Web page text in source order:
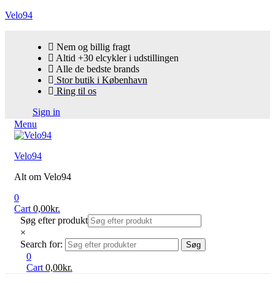
Velo94
Nem og billig fragt
Altid +30 elcykler i udstillingen
Alle de bedste brands
Stor butik i København
Ring til os
Sign in
Menu
Velo94
Alt om Velo94
0
Cart 0,00kr.
Søg efter produkt
×
Search for:
Søg
0
Cart 0,00kr.